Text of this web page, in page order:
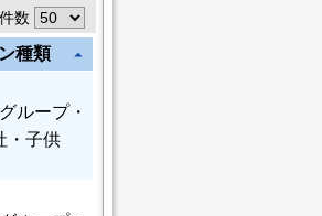
数
種類 arrow_drop_up
グループ・
・子供